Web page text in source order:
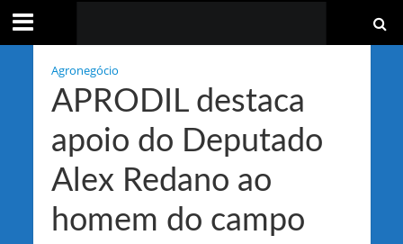
Agronegócio
APRODIL destaca
apoio do Deputado
Alex Redano ao
homem do campo